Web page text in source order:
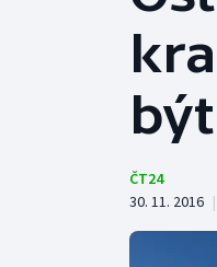
Tenis
Atletika
Cyklistika
ČT24
30. 11. 2016 |